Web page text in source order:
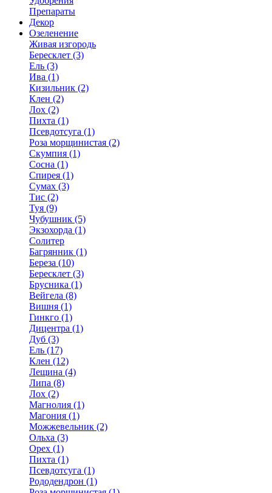
Препараты
Декор
Озеленение
Живая изгородь
Бересклет (3)
Ель (3)
Ива (1)
Кизильник (2)
Клен (2)
Лох (2)
Пихта (1)
Псевдотсуга (1)
Роза морщинистая (2)
Скумпия (1)
Сосна (1)
Спирея (1)
Сумах (3)
Тис (2)
Туя (9)
Чубушник (5)
Экзохорда (1)
Солитер
Багрянник (1)
Береза (10)
Бересклет (3)
Брусника (1)
Вейгела (8)
Вишня (1)
Гинкго (1)
Дицентра (1)
Дуб (3)
Ель (17)
Клен (12)
Лещина (4)
Липа (8)
Лох (2)
Магнолия (1)
Магония (1)
Можжевельник (2)
Ольха (3)
Орех (1)
Пихта (1)
Псевдотсуга (1)
Рододендрон (1)